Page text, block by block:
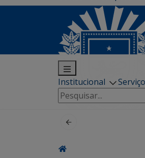
Institucional
Pesquisar
por: